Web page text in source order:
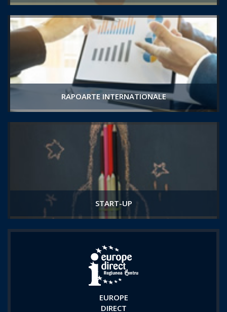
RAPOARTE INTERNATIONALE
START-UP
EUROPE
DIRECT